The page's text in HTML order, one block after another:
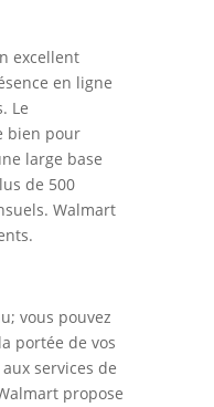
excellent
en ligne
Le
bien pour
large base
de 500
Walmart
vous pouvez
portée de vos
services de
propose